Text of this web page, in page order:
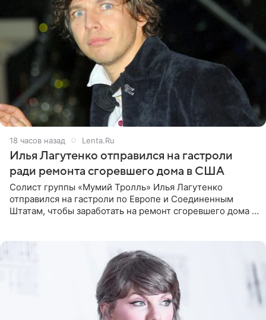
18 часов назад Lenta.Ru
Илья Лагутенко отправился на гастроли
ради ремонта сгоревшего дома в США
Солист группы «Мумий Тролль» Илья Лагутенко
отправился на гастроли по Европе и Соединенным
Штатам, чтобы заработать на ремонт сгоревшего дома в